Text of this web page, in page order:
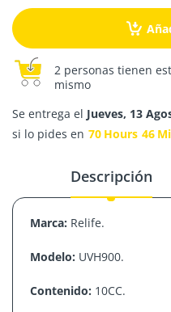
2 personas tienen
mismo
Se entrega el Jueves, 13
si lo pides en 70 Hours 46
Descripción
Marca: Relife.
Modelo: UVH900.
Contenido: 10CC.